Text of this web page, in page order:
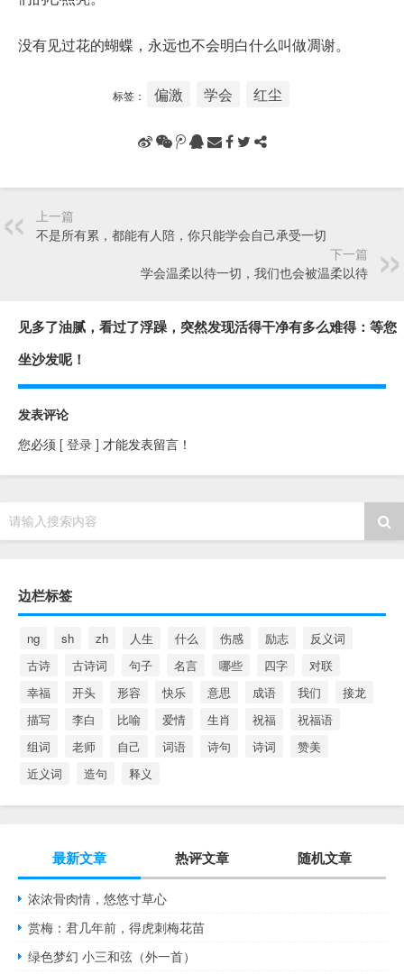
没有见过花的蝴蝶，永远也不会明白什么叫做凋谢。
标签： 偏激 学会 红尘
上一篇
不是所有累，都能有人陪，你只能学会自己承受一切
下一篇
学会温柔以待一切，我们也会被温柔以待
见多了油腻，看过了浮躁，突然发现活得干净有多么难得：等您
坐沙发呢！
发表评论
您必须 [ 登录 ] 才能发表留言！
请输入搜索内容
边栏标签
ng sh zh 人生 什么 伤感 励志
反义词
古诗
古诗词 句子 名言 哪些 四字
对联
幸福
开头 形容 快乐 意思 成语 我们
接龙
描写
李白 比喻 爱情 生肖 祝福
祝福语
组词
老师 自己 词语 诗句 诗词
赞美
近义词
造句 释义
最新文章 热评文章 随机文章
浓浓骨肉情，悠悠寸草心
赏梅：君几年前，得虎刺梅花苗
绿色梦幻 小三和弦（外一首）